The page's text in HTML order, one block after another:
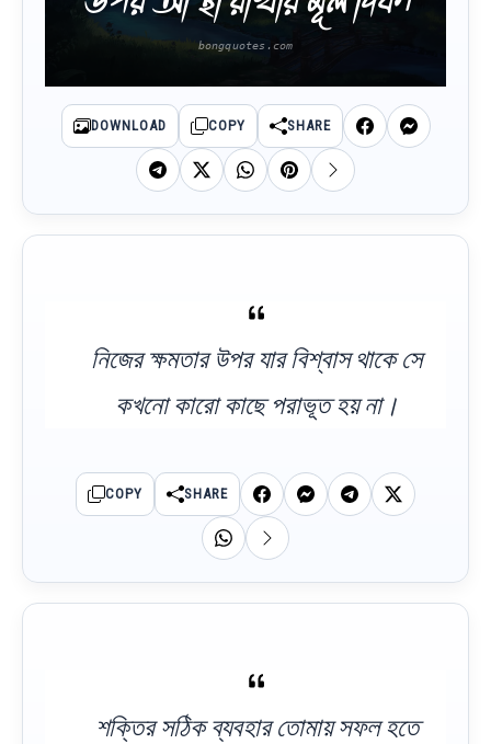
DOWNLOAD COPY SHARE
নিজের ক্ষমতার উপর যার বিশ্বাস থাকে সে
কখনো কারো কাছে পরাভূত হয় না।
COPY SHARE
শক্তির সঠিক ব্যবহার তোমায় সফল হতে